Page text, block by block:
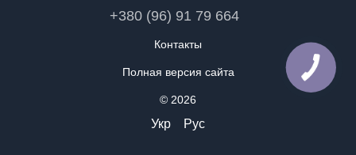
+380 (96) 91 79 664
Контакты
Полная версия сайта
© 2026
Укр Рус